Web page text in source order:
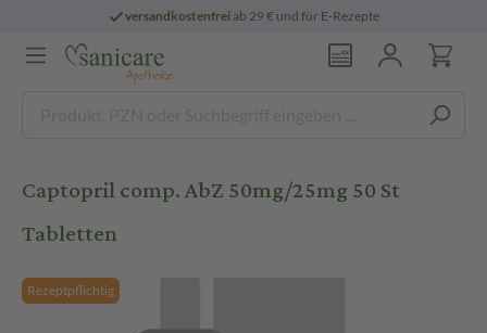
versandkostenfreiab 29 € und für E-Rezepte
Captopril comp. AbZ 50mg/25mg 50 St
Tabletten
Rezeptpflichtig